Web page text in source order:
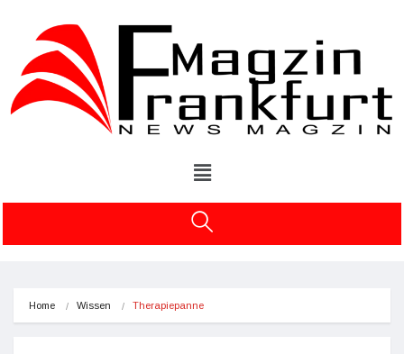
Home Wissen Therapiepanne